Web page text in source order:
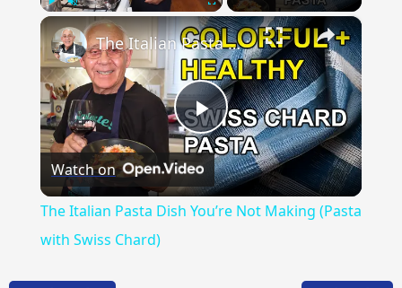
Unmute Fullscreen ×
Play
Video
The Italian Pasta Dish You’re Not Making (Pasta with Swiss Chard)
Watch on
The Italian Pasta Dish You’re Not Making (Pasta
with Swiss Chard)